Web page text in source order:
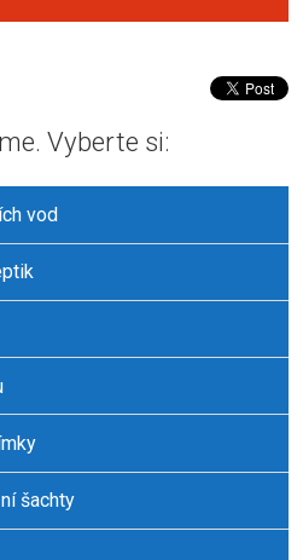
Vyberte si:
vod
šachty